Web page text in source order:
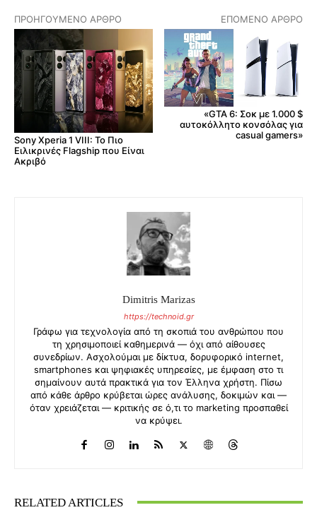
ΠΡΟΗΓΟΎΜΕΝΟ ΆΡΘΡΟ
Sony Xperia 1 VIII: Το Πιο
Ειλικρινές Flagship που Είναι
Ακριβό
ΕΠΌΜΕΝΟ ΆΡΘΡΟ
«GTA 6: Σοκ με 1.000 $
αυτοκόλλητο κονσόλας για
casual gamers»
Dimitris Marizas
https://technoid.gr
Γράφω για τεχνολογία από τη σκοπιά του ανθρώπου που
τη χρησιμοποιεί καθημερινά — όχι από αίθουσες
συνεδρίων. Ασχολούμαι με δίκτυα, δορυφορικό internet,
smartphones και ψηφιακές υπηρεσίες, με έμφαση στο τι
σημαίνουν αυτά πρακτικά για τον Έλληνα χρήστη. Πίσω
από κάθε άρθρο κρύβεται ώρες ανάλυσης, δοκιμών και —
όταν χρειάζεται — κριτικής σε ό,τι το marketing προσπαθεί
να κρύψει.
RELATED ARTICLES